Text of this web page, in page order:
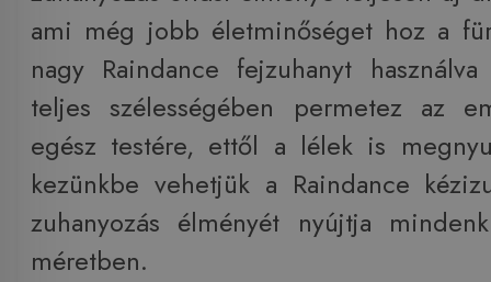
ami még jobb életminőséget hoz a
nagy Raindance fejzuhanyt
teljes szélességében permetez az
egész testére, ettől a lélek is
kezünkbe vehetjük a Raindance
zuhanyozás élményét nyújtja
méretben.